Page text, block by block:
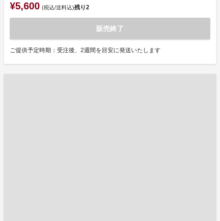
¥5,600 (税込/送料込)残り2
販売終了
ご提供予定時期：受注後、2週間を目安に発送いたします